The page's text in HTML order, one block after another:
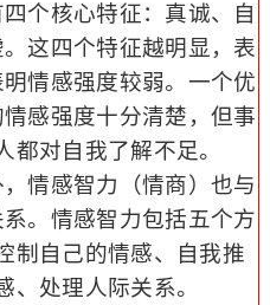
个核心特征：真诚、自
这四个特征越明显，表
情感强度较弱。一个优
感强度十分清楚，但事
都对自我了解不足。
情感智力（情商）也与
。情感智力包括五个方
制自己的情感、自我推
、处理人际关系。